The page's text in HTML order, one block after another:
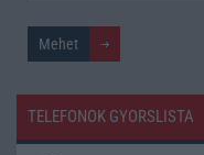
TELEFONOK GYORSLISTA